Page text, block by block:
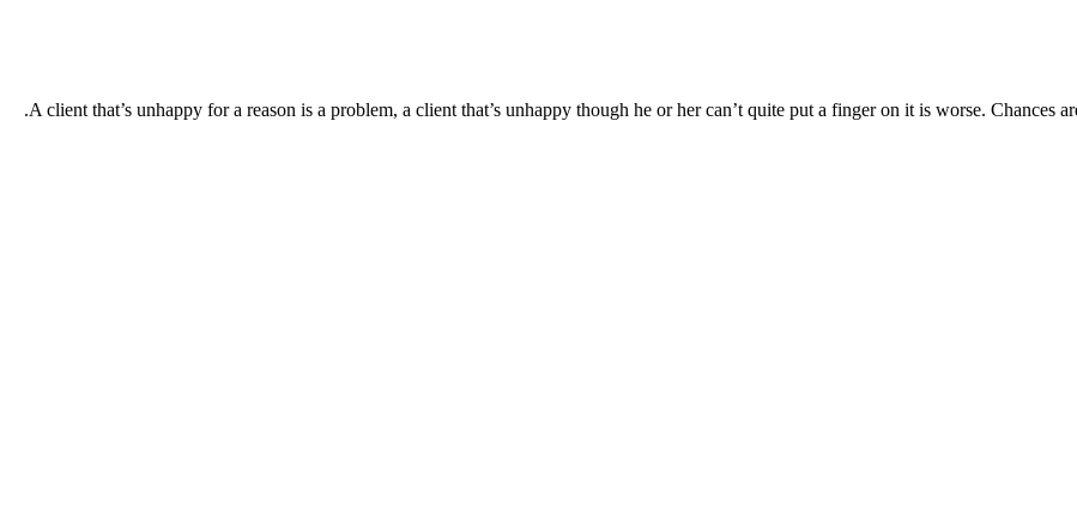
A client that’s unhappy for a reason is a problem, a client that’s unhappy though he or her can’t quite put a finger on it is worse. Chances